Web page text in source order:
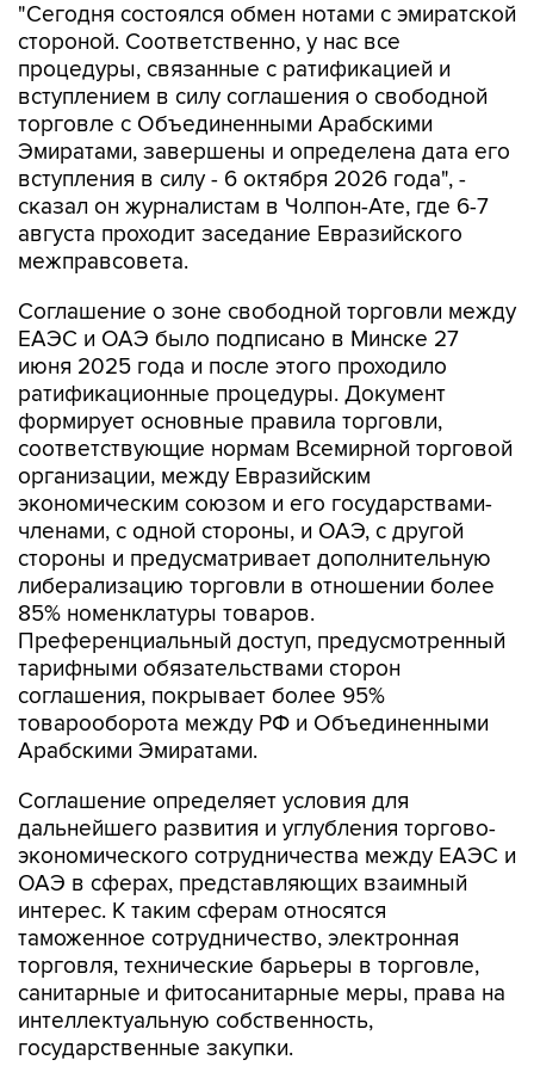
"Сегодня состоялся обмен нотами с эмиратской
стороной. Соответственно, у нас все
процедуры, связанные с ратификацией и
вступлением в силу соглашения о свободной
торговле с Объединенными Арабскими
Эмиратами, завершены и определена дата его
вступления в силу - 6 октября 2026 года", -
сказал он журналистам в Чолпон-Ате, где 6-7
августа проходит заседание Евразийского
межправсовета.
Соглашение о зоне свободной торговли между
ЕАЭС и ОАЭ было подписано в Минске 27
июня 2025 года и после этого проходило
ратификационные процедуры. Документ
формирует основные правила торговли,
соответствующие нормам Всемирной торговой
организации, между Евразийским
экономическим союзом и его государствами-
членами, с одной стороны, и ОАЭ, с другой
стороны и предусматривает дополнительную
либерализацию торговли в отношении более
85% номенклатуры товаров.
Преференциальный доступ, предусмотренный
тарифными обязательствами сторон
соглашения, покрывает более 95%
товарооборота между РФ и Объединенными
Арабскими Эмиратами.
Соглашение определяет условия для
дальнейшего развития и углубления торгово-
экономического сотрудничества между ЕАЭС и
ОАЭ в сферах, представляющих взаимный
интерес. К таким сферам относятся
таможенное сотрудничество, электронная
торговля, технические барьеры в торговле,
санитарные и фитосанитарные меры, права на
интеллектуальную собственность,
государственные закупки.